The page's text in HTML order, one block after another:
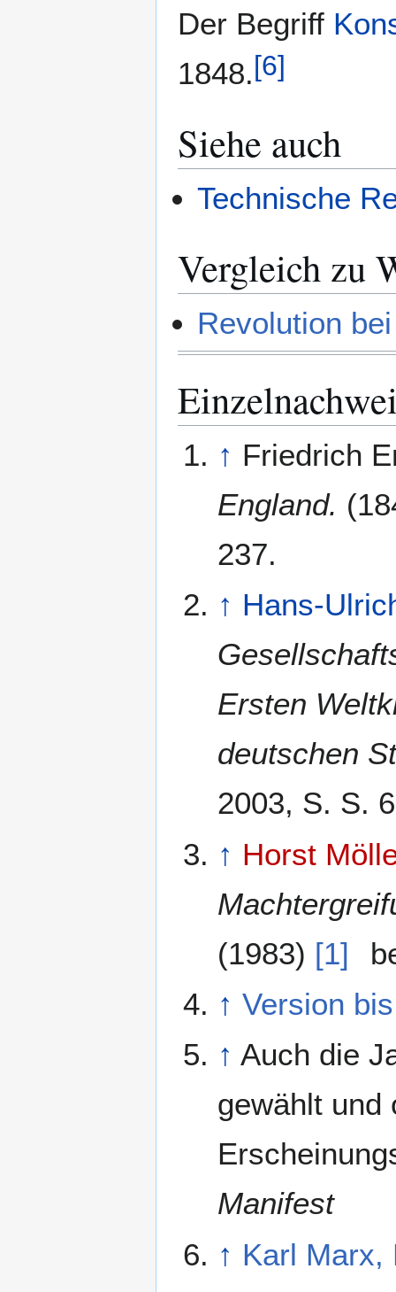
Der Begriff
1848.[6]
Siehe auch
Technische
Vergleich zu
Revolution
↑ Friedrich
England.
237.
↑ Hans-
Ersten
deutschen
2003, S. S.
↑ Horst
(1983) [1]
↑ Version
↑ Auch die
gewählt und
Manifest
↑ Karl